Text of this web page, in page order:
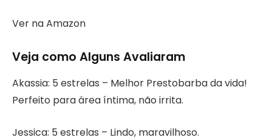
Ver na Amazon
Veja como Alguns Avaliaram
Akassia: 5 estrelas – Melhor Prestobarba da vida!
Perfeito para área íntima, não irrita.
Jessica: 5 estrelas – Lindo, maravilhoso.